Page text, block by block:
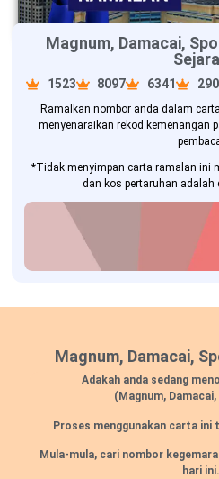
Magnum, Damacai,
1523 8097 6341
Ramalkan nombor anda dalam
menyenaraikan rekod kemenangan
*Tidak menyimpan carta ramalan ini
dan kos pertaruhan
Magnum, Damacai,
Adakah anda sedang
(Magnum,
Proses menggunakan carta ini
Mula-mula, cari nombor
hari ini.